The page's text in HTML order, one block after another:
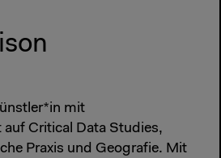
mit
Critical Data Studies,
Praxis und Geografie. Mit